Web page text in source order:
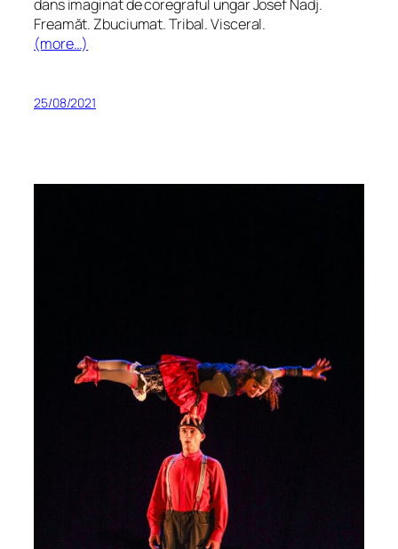
dans imaginat de coregraful ungar Josef Nadj.
Freamăt. Zbuciumat. Tribal. Visceral.
(more…)
25/08/2021